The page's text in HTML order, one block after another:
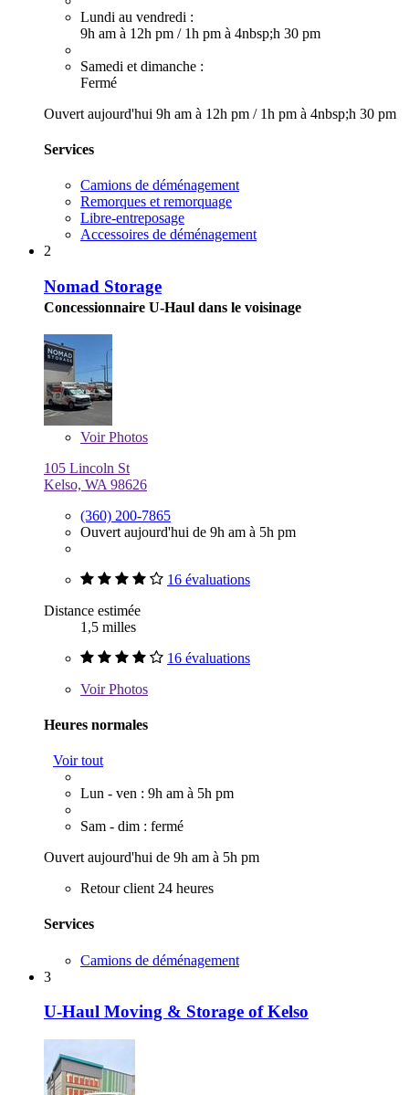
Lundi au vendredi :
9h am à 12h pm / 1h pm à 4nbsp;h 30 pm
Samedi et dimanche :
Fermé
Ouvert aujourd'hui 9h am à 12h pm / 1h pm à 4nbsp;h 30 pm
Services
Camions de déménagement
Remorques et remorquage
Libre-entreposage
Accessoires de déménagement
2
Nomad Storage
Concessionnaire U-Haul dans le voisinage
VoirPhotos
105 Lincoln St
Kelso, WA 98626
(360) 200-7865
Ouvert aujourd'hui de 9h am à 5h pm
16 évaluations
Distance estimée
1,5 milles
16 évaluations
VoirPhotos
Heures normales
Voir tout
Lun - ven : 9h am à 5h pm
Sam - dim : fermé
Ouvert aujourd'hui de 9h am à 5h pm
Retour client 24 heures
Services
Camions de déménagement
3
U-Haul Moving & Storage of Kelso